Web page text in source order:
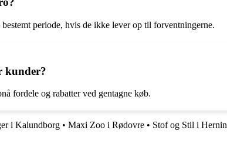
periode, hvis de ikke lever op til forventningerne.
kunder?
fordele og rabatter ved gentagne køb.
i Kalundborg • Maxi Zoo i Rødovre • Stof og Stil i